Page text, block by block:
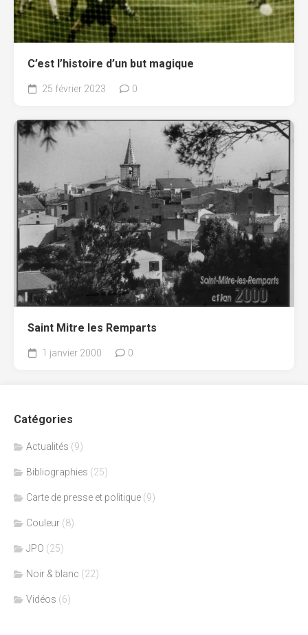
C’est l’histoire d’un but magique
25 février 2023 0
Saint Mitre les Remparts
1 janvier 2000 0
Catégories
Actualités (9)
Bibliographies (25)
Carte de presse et politique (9)
Couleur (8)
JPO (25)
Noir & blanc (22)
Vidéos (6)